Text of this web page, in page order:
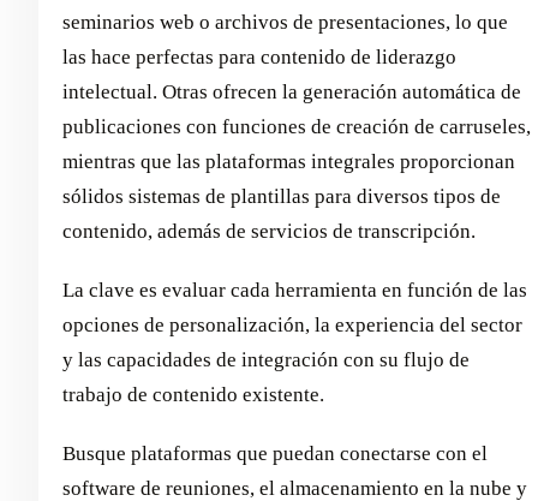
seminarios web o archivos de presentaciones, lo que
las hace perfectas para contenido de liderazgo
intelectual. Otras ofrecen la generación automática de
publicaciones con funciones de creación de carruseles,
mientras que las plataformas integrales proporcionan
sólidos sistemas de plantillas para diversos tipos de
contenido, además de servicios de transcripción.
La clave es evaluar cada herramienta en función de las
opciones de personalización, la experiencia del sector
y las capacidades de integración con su flujo de
trabajo de contenido existente.
Busque plataformas que puedan conectarse con el
software de reuniones, el almacenamiento en la nube y